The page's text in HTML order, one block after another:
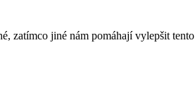
zatímco jiné nám pomáhají vylepšit